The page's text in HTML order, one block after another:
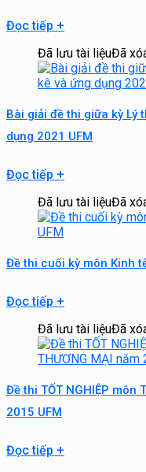
Đọc tiếp +
Đã lưu tài liệuĐã
Bài giải đề thi giữa kỳ Lý
dụng 2021 UFM
Đọc tiếp +
Đã lưu tài liệuĐã
Đề thi cuối kỳ môn Kinh
Đọc tiếp +
Đã lưu tài liệuĐã
Đề thi TỐT NGHIỆP môn
2015 UFM
Đọc tiếp +